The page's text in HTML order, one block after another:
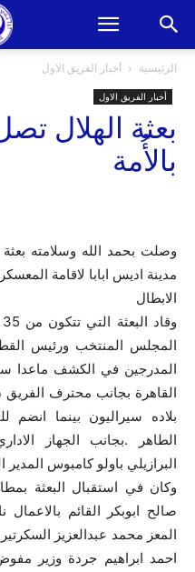
الرئيسية أخبار الفريق الاول
أخبار الفريق الاول
بعثة الهلال
بالأُمة
وصلت بحمد الله وسلامته
مدينة اديس ابابا لاقامة
الابطال
المجلس المنتخب ورئيس
المدرجين في الكشف ماعدا
القاهرة بجانب محترف
بلاده سيراليون بينما انضم
الطاهر .بجانب الجهاز
البرازيلي باولو كامبوس المدير
وكان في استقبال البعثة
صالح ابوبكر القائم
المعز محمد عبدالعزيز
احمد ابراهيم جردة وزير